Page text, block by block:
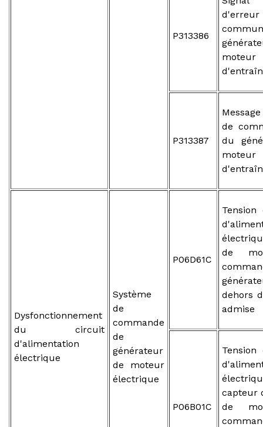
P313386
moteur
P313387
de
du
moteur
Dysfonctionnement
du circuit
d'alimentation
électrique
Système
de
commande
de
générateur
de moteur
électrique
P06D61C
de
dehors
admise
P06B01C
capteur
de